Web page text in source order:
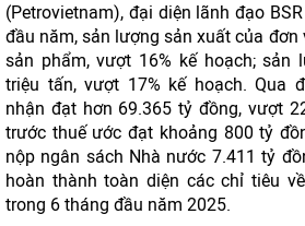
(Petrovietnam), đại diện lãnh đạo
đầu năm, sản lượng sản xuất của đơn
sản phẩm, vượt 16% kế hoạch; sản
triệu tấn, vượt 17% kế hoạch. Qua
nhận đạt hơn 69.365 tỷ đồng, vượt
trước thuế ước đạt khoảng 800 tỷ
nộp ngân sách Nhà nước 7.411 tỷ
hoàn thành toàn diện các chỉ tiêu
trong 6 tháng đầu năm 2025.